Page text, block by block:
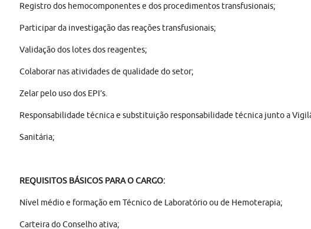
Registro dos hemocomponentes e dos procedimentos transfusionais;
Participar da investigação das reações transfusionais;
Validação dos lotes dos reagentes;
Colaborar nas atividades de qualidade do setor;
Zelar pelo uso dos EPI’s.
Responsabilidade técnica e substituição responsabilidade técnica junto a
Sanitária;
REQUISITOS BÁSICOS PARA O CARGO:
Nível médio e formação em Técnico de Laboratório ou de Hemoterapia;
Carteira do Conselho ativa;